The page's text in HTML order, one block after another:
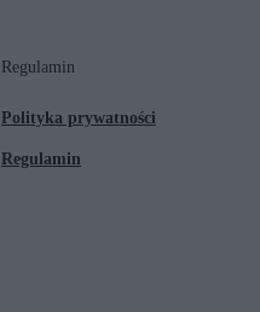
Regulamin
Polityka prywatności
Regulamin